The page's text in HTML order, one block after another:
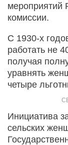
мероприятий
комиссии.
С 1930-х
работать не
получая
уравнять
четыре
Инициатива
сельских